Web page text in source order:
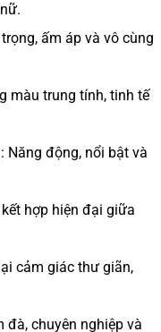
ấm áp và vô cùng
màu trung tính, tinh tế
Năng động, nổi bật và
hợp hiện đại giữa
cảm giác thư giãn,
đà, chuyên nghiệp và